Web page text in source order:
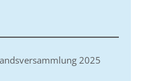
2025